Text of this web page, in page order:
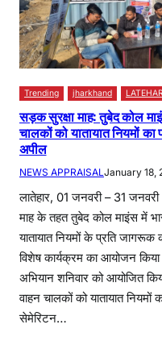
Trending jharkhand
सड़क सुरक्षा माह: तुबेद कोल
चालकों को यातायात नियमों
अपील
NEWS APPRAISALJanuary 18,
लातेहार, 01 जनवरी – 31
माह के तहत तुबेद कोल माइंस में
यातायात नियमों के प्रति
विशेष कार्यक्रम का आयोजन
अभियान शनिवार को आयोजित
वाहन चालकों को यातायात
सेमेरिटन…